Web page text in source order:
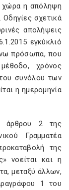
χώρα η απόληψη
σχετικά
απολήψεις
εγκύκλιό
πρόσωπα, που
χρόνος
συνόλου των
η ημερομηνία
άρθρου 2 της
Γραμματέα
της
νοείται και η
μεταξύ άλλων,
1 του